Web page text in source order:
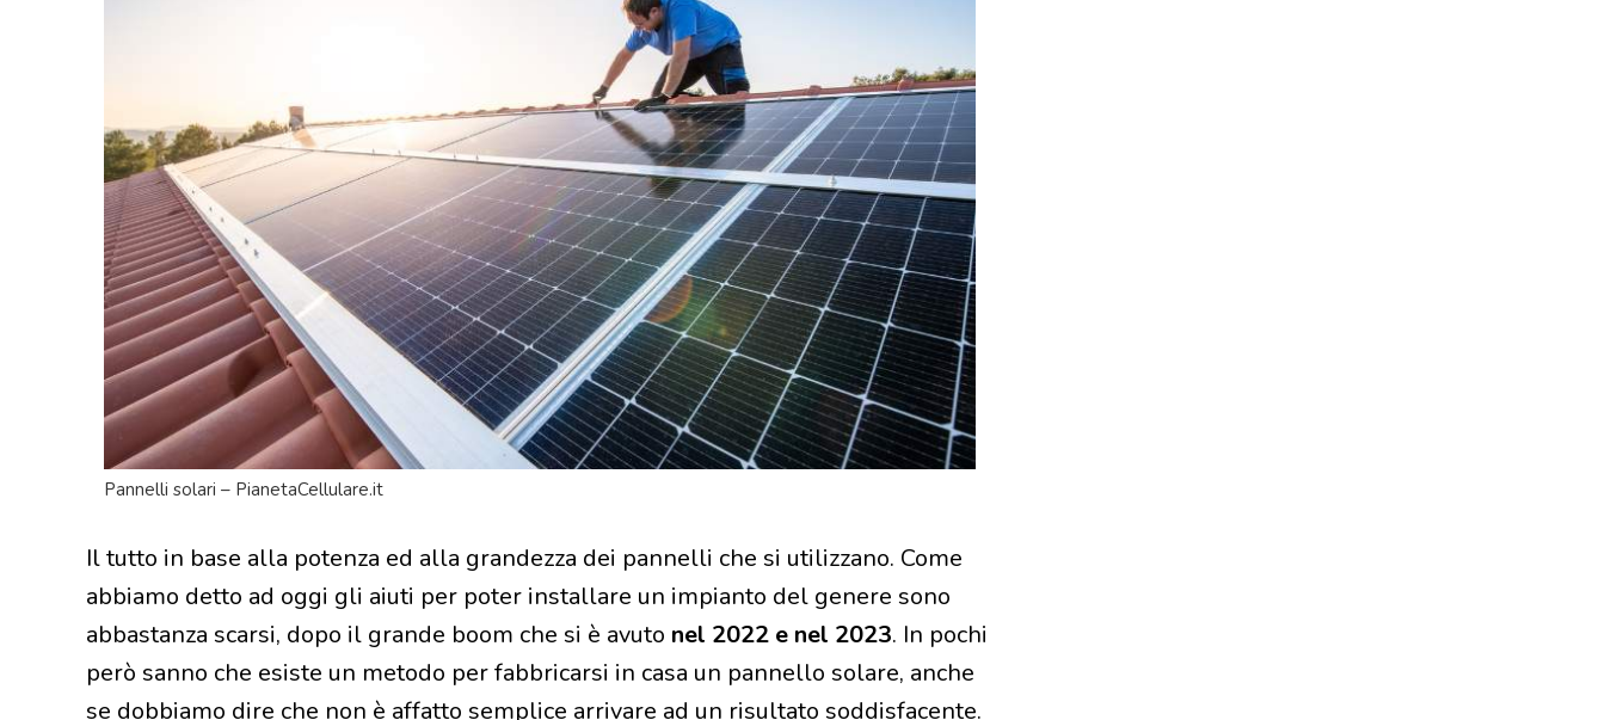
Pannelli solari – PianetaCellulare.it
Il tutto in base alla potenza ed alla grandezza dei pannelli che si utilizzano. Come
abbiamo detto ad oggi gli aiuti per poter installare un impianto del genere sono
abbastanza scarsi, dopo il grande boom che si è avuto nel 2022 e nel 2023. In pochi
però sanno che esiste un metodo per fabbricarsi in casa un pannello solare, anche
se dobbiamo dire che non è affatto semplice arrivare ad un risultato soddisfacente.